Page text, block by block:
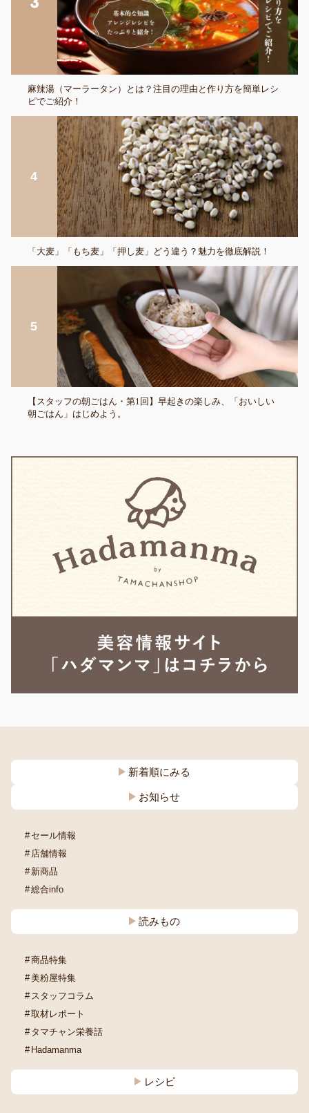
麻辣湯（マーラータン）とは？注目の理由と作り方を簡単レシ
ピでご紹介！
「大麦」「もち麦」「押し麦」どう違う？魅力を徹底解説！
【スタッフの朝ごはん・第1回】早起きの楽しみ、「おいしい
朝ごはん」はじめよう。
新着順にみる
お知らせ
セール情報
店舗情報
新商品
総合info
読みもの
商品特集
美粉屋特集
スタッフコラム
取材レポート
タマチャン栄養話
Hadamanma
レシピ